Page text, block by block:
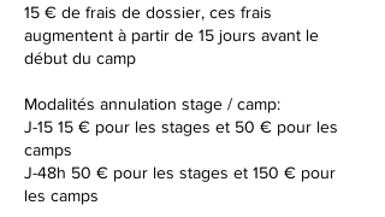
15 € de frais de dossier, ces frais
augmentent à partir de 15 jours avant le
début du camp
Modalités annulation stage / camp:
J-15 15 € pour les stages et 50 € pour les
camps
J-48h 50 € pour les stages et 150 € pour